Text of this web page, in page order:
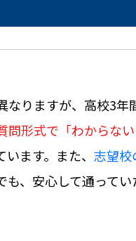
りますが、高校3
問形式で「わからない
ます。また、 志望校
、安心して通ってい